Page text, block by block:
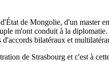
de Mongolie, d'un master
m'ont conduit à la
bilatéraux et
de Strasbourg et c'est à